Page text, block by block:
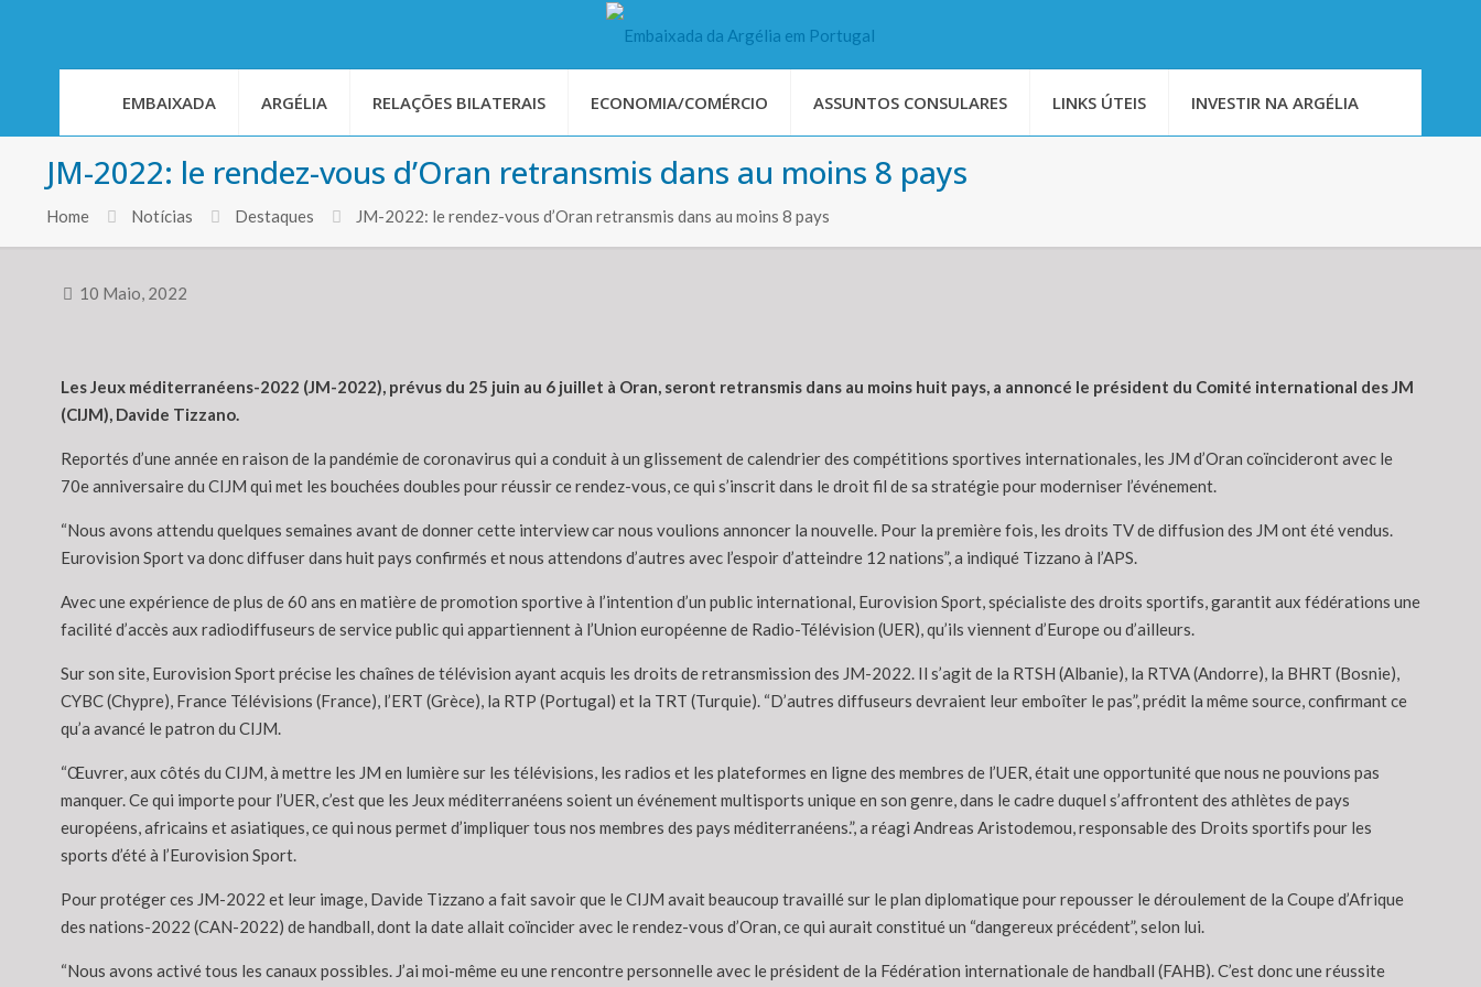
EMBAIXADA ARGÉLIA RELAÇÕES BILATERAIS ECONOMIA/COMÉRCIO ASSUNTOS CONSULARES LINKS ÚTEIS INVESTIR NA ARGÉLIA
JM-2022: le rendez-vous d’Oran retransmis dans au moins 8 pays
Home Notícias Destaques JM-2022: le rendez-vous d’Oran retransmis dans au moins 8 pays
10 Maio, 2022
Les Jeux méditerranéens-2022 (JM-2022), prévus du 25 juin au 6 juillet à Oran, seront retransmis dans au moins huit pays, a annoncé le président du Comité international des JM
(CIJM), Davide Tizzano.
Reportés d’une année en raison de la pandémie de coronavirus qui a conduit à un glissement de calendrier des compétitions sportives internationales, les JM d’Oran coïncideront avec le
70e anniversaire du CIJM qui met les bouchées doubles pour réussir ce rendez-vous, ce qui s’inscrit dans le droit fil de sa stratégie pour moderniser l’événement.
“Nous avons attendu quelques semaines avant de donner cette interview car nous voulions annoncer la nouvelle. Pour la première fois, les droits TV de diffusion des JM ont été vendus.
Eurovision Sport va donc diffuser dans huit pays confirmés et nous attendons d’autres avec l’espoir d’atteindre 12 nations”, a indiqué Tizzano à l’APS.
Avec une expérience de plus de 60 ans en matière de promotion sportive à l’intention d’un public international, Eurovision Sport, spécialiste des droits sportifs, garantit aux fédérations une
facilité d’accès aux radiodiffuseurs de service public qui appartiennent à l’Union européenne de Radio-Télévision (UER), qu’ils viennent d’Europe ou d’ailleurs.
Sur son site, Eurovision Sport précise les chaînes de télévision ayant acquis les droits de retransmission des JM-2022. Il s’agit de la RTSH (Albanie), la RTVA (Andorre), la BHRT (Bosnie),
CYBC (Chypre), France Télévisions (France), l’ERT (Grèce), la RTP (Portugal) et la TRT (Turquie). “D’autres diffuseurs devraient leur emboîter le pas”, prédit la même source, confirmant ce
qu’a avancé le patron du CIJM.
“Œuvrer, aux côtés du CIJM, à mettre les JM en lumière sur les télévisions, les radios et les plateformes en ligne des membres de l’UER, était une opportunité que nous ne pouvions pas
manquer. Ce qui importe pour l’UER, c’est que les Jeux méditerranéens soient un événement multisports unique en son genre, dans le cadre duquel s’affrontent des athlètes de pays
européens, africains et asiatiques, ce qui nous permet d’impliquer tous nos membres des pays méditerranéens.”, a réagi Andreas Aristodemou, responsable des Droits sportifs pour les
sports d’été à l’Eurovision Sport.
Pour protéger ces JM-2022 et leur image, Davide Tizzano a fait savoir que le CIJM avait beaucoup travaillé sur le plan diplomatique pour repousser le déroulement de la Coupe d’Afrique
des nations-2022 (CAN-2022) de handball, dont la date allait coïncider avec le rendez-vous d’Oran, ce qui aurait constitué un “dangereux précédent”, selon lui.
“Nous avons activé tous les canaux possibles. J’ai moi-même eu une rencontre personnelle avec le président de la Fédération internationale de handball (FAHB). C’est donc une réussite